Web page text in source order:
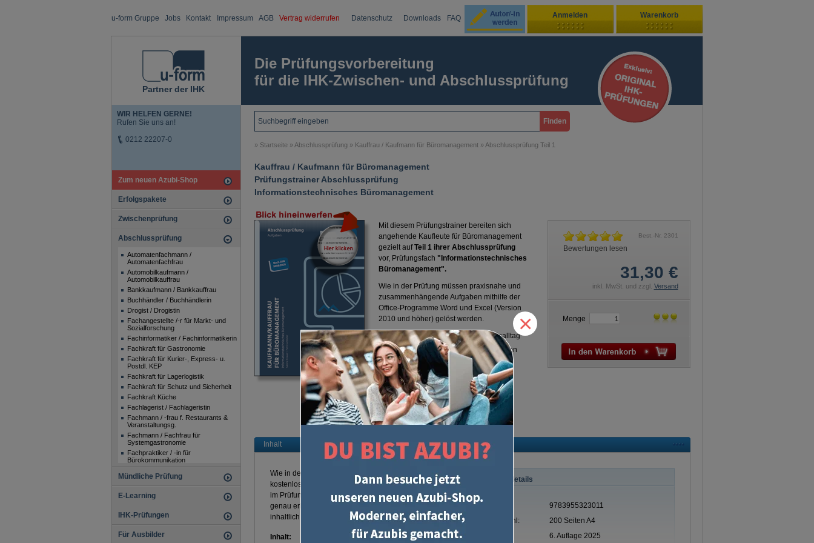
u-form Gruppe Jobs Kontakt Impressum AGB Vertrag widerrufen Datenschutz Downloads FAQ Anmelden Warenkorb
Ihr Warenkorb ist leer
Sie sind Neukunde?
Partner der IHK
Die Prüfungsvorbereitung
für die IHK-Zwischen- und Abschlussprüfung
WIR HELFEN GERNE!
Rufen Sie uns an!
0212 22207-0
Zum neuen Azubi-Shop
Erfolgspakete
Zwischenprüfung
Abschlussprüfung
Automatenfachmann /
Automatenfachfrau
Automobilkaufmann /
Automobilkauffrau
Bankkaufmann / Bankkauffrau
Buchhändler / Buchhändlerin
Drogist / Drogistin
Fachangestellte /-r für Markt- und
Sozialforschung
Fachinformatiker / Fachinformatikerin
Fachkraft für Gastronomie
Fachkraft für Kurier-, Express- u.
Postdl. KEP
Fachkraft für Lagerlogistik
Fachkraft für Schutz und Sicherheit
Fachkraft Küche
Fachlagerist / Fachlageristin
Fachmann / -frau f. Restaurants &
Veranstaltungsg.
Fachmann / Fachfrau für
Systemgastronomie
Fachpraktiker / -in für
Bürokommunikation
Büromanagement
Fachpraktiker / Fachpraktikerin im
Verkauf
Fachpraktiker / Fachpraktikerin Küche
(Beikoch)
Fotomedienfachmann /
Mündliche Prüfung
E-Learning
IHK-Prüfungen
Für Ausbilder
» Startseite » Abschlussprüfung » Kauffrau / Kaufmann für Büromanagement» Abschlussprüfung Teil 1
Kauffrau / Kaufmann für Büromanagement
Prüfungstrainer Abschlussprüfung
Informationstechnisches Büromanagement
Mit diesem Prüfungstrainer bereiten sich
angehende Kaufleute für Büromanagement
gezielt aufTeil 1 ihrer Abschlussprüfung
vor, Prüfungsfach "Informationstechnisches
Büromanagement".
Wie in der Prüfung müssen praxisnahe und
zusammenhängende Aufgaben mithilfe der
Office-Programme Word und Excel (Version
2010 und höher) gelöst werden.
Praktisch- für Prüfung und Arbeitsalltag
Verständlich
- mit vielen Erläuterungen
und Erklärungen
Erfolgreich -die perfekte
Prüfungssimulation
Alles verstehen- Lösungen werden
automatisch mitgeliefert
Best.-Nr. 2301
Bewertungen lesen
31,30 €
inkl. MwSt. und zzgl. Versand
Menge
Inhalt
Produktdetails
9783955323011
Seitenzahl:
200 Seiten A4
6. Auflage 2025
Wie in der Prüfung üben Sie an Dateien, die Sie sich
kostenlos herunterladen können (eine Anleitung finden Sie
im Prüfungstrainer). Im umfangreichen Lösungsteil wird
genau erklärt, wie Sie die Aufgaben richtig lösen können -
inhaltlich und technisch.
Inhalt:
×